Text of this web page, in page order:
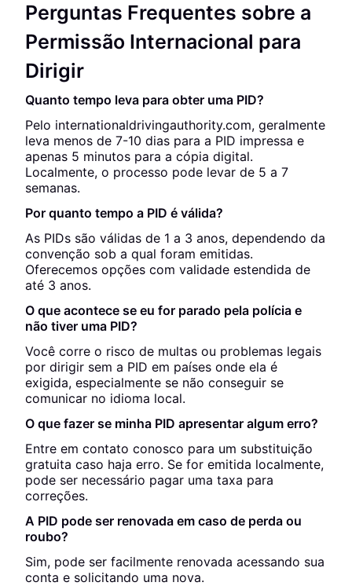
Perguntas Frequentes sobre a
Permissão Internacional para
Dirigir
Quanto tempo leva para obter uma PID?
Pelo internationaldrivingauthority.com, geralmente
leva menos de 7-10 dias para a PID impressa e
apenas 5 minutos para a cópia digital.
Localmente, o processo pode levar de 5 a 7
semanas.
Por quanto tempo a PID é válida?
As PIDs são válidas de 1 a 3 anos, dependendo da
convenção sob a qual foram emitidas.
Oferecemos opções com validade estendida de
até 3 anos.
O que acontece se eu for parado pela polícia e
não tiver uma PID?
Você corre o risco de multas ou problemas legais
por dirigir sem a PID em países onde ela é
exigida, especialmente se não conseguir se
comunicar no idioma local.
O que fazer se minha PID apresentar algum erro?
Entre em contato conosco para um substituição
gratuita caso haja erro. Se for emitida localmente,
pode ser necessário pagar uma taxa para
correções.
A PID pode ser renovada em caso de perda ou
roubo?
Sim, pode ser facilmente renovada acessando sua
conta e solicitando uma nova.